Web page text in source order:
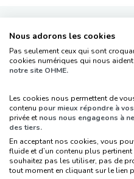
faire le
Nous adorons les cookies
Pas seulement ceux qui sont
cookies numériques qui nous aident
notre site OHME.
Les cookies nous permettent de
contenu pour mieux répondre à
privée et nous nous engageons à
des tiers.
En acceptant nos cookies, vous
fluide et d’un contenu plus
souhaitez pas les utiliser, pas de
tout moment en cliquant sur le lien